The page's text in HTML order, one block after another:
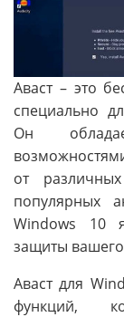
Аваст – это
специально
Он
от
популярных
Windows 10
защиты
Аваст для
функций,